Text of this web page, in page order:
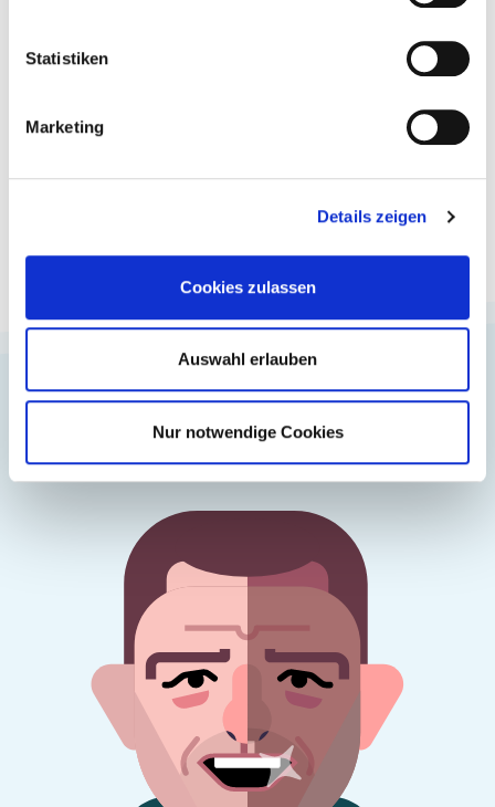
Statistiken
Marketing
Details zeigen
Cookies zulassen
Auswahl erlauben
Nur notwendige Cookies